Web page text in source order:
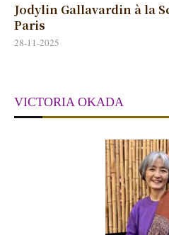
Jodylin Gallavardin à la
Paris
28-11-2025
VICTORIA OKADA